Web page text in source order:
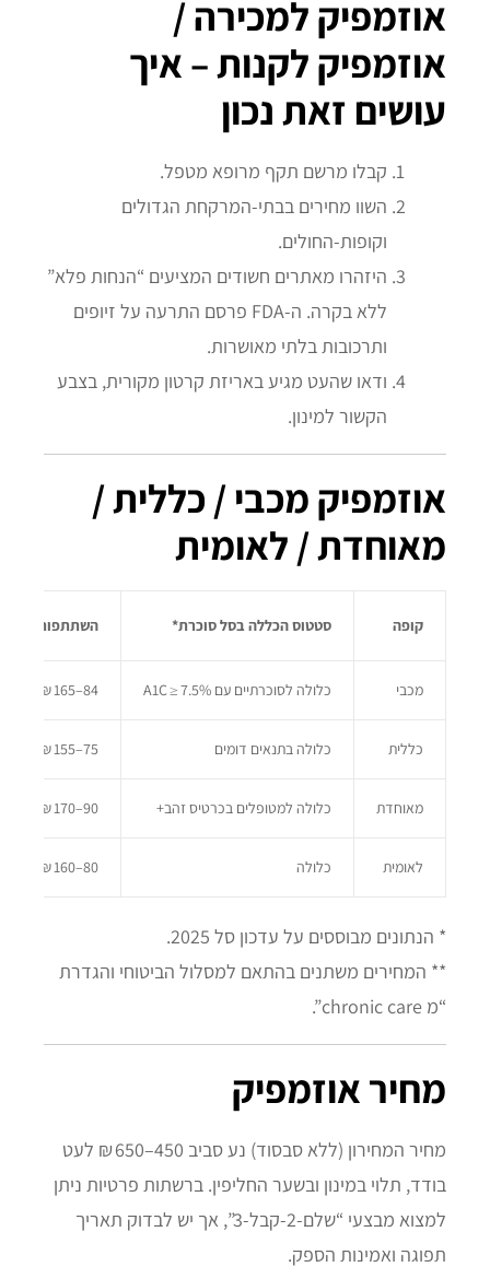
אוזמפיק למכירה /
אוזמפיק לקנות – איך
עושים זאת נכון
קבלו מרשם תקף מרופא מטפל.
השוו מחירים בבתי‑המרקחת הגדולים
וקופות‑החולים.
היזהרו מאתרים חשודים המציעים “הנחות פלא”
ללא בקרה. ה‑FDA פרסם התרעה על זיופים
ותרכובות בלתי מאושרות.
ודאו שהעט מגיע באריזת קרטון מקורית, בצבע
הקשור למינון.
אוזמפיק מכבי / כללית /
מאוחדת / לאומית
קופה סטטוס הכללה בסל סוכרת* השתתפות עצמית
מכבי כלולה לסוכרתיים עם A1C ≥ 7.5%
כללית כלולה בתנאים דומים
מאוחדת כלולה למטופלים בכרטיס זהב+
לאומית כלולה
* הנתונים מבוססים על עדכון סל 2025.
** המחירים משתנים בהתאם למסלול הביטוחי והגדרת
“מ chronic care”.
מחיר אוזמפיק
מחיר המחירון (ללא סבסוד) נע סביב 450–650 ₪ לעט
בודד, תלוי במינון ובשער החליפין. ברשתות פרטיות ניתן
למצוא מבצעי “שלם‑2‑קבל‑3”, אך יש לבדוק תאריך
תפוגה ואמינות הספק.